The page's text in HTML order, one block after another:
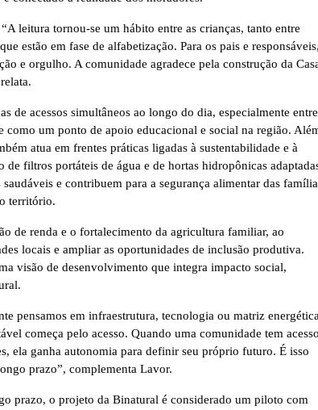
leitura tornou-se um hábito entre as crianças, tanto entre
estão em fase de alfabetização. Para os pais e responsáveis,
e orgulho. A comunidade agradece pela construção da
de acessos simultâneos ao longo do dia, especialmente entre
como um ponto de apoio educacional e social na região.
atua em frentes práticas ligadas à sustentabilidade e à
filtros portáteis de água e de hortas hidropônicas
e contribuem para a segurança alimentar das
território.
de renda e o fortalecimento da agricultura familiar, ao
locais e ampliar as oportunidades de inclusão produtiva.
visão de desenvolvimento que integra impacto social,
pensamos em infraestrutura, tecnologia ou matriz
começa pelo acesso. Quando uma comunidade tem
ela ganha autonomia para definir seu próprio futuro. É isso
prazo”, complementa Lavor.
prazo, o projeto da Binatural é considerado um piloto com